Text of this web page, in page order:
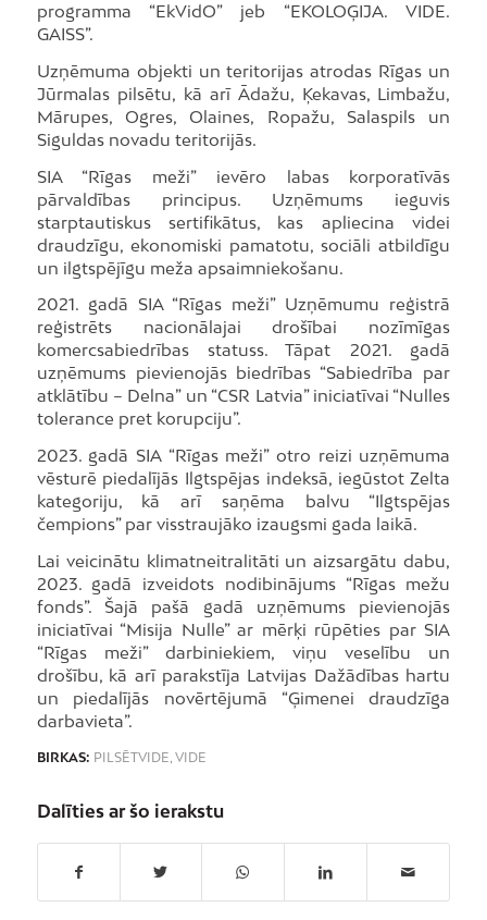
programma “EkVidO” jeb “EKOLOĢIJA. VIDE.
GAISS”.
Uzņēmuma objekti un teritorijas atrodas Rīgas un
Jūrmalas pilsētu, kā arī Ādažu, Ķekavas, Limbažu,
Mārupes, Ogres, Olaines, Ropažu, Salaspils un
Siguldas novadu teritorijās.
SIA “Rīgas meži” ievēro labas korporatīvās
pārvaldības principus. Uzņēmums ieguvis
starptautiskus sertifikātus, kas apliecina videi
draudzīgu, ekonomiski pamatotu, sociāli atbildīgu
un ilgtspējīgu meža apsaimniekošanu.
2021. gadā SIA “Rīgas meži” Uzņēmumu reģistrā
reģistrēts nacionālajai drošībai nozīmīgas
komercsabiedrības statuss. Tāpat 2021. gadā
uzņēmums pievienojās biedrības “Sabiedrība par
atklātību – Delna” un “CSR Latvia” iniciatīvai “Nulles
tolerance pret korupciju”.
2023. gadā SIA “Rīgas meži” otro reizi uzņēmuma
vēsturē piedalījās Ilgtspējas indeksā, iegūstot Zelta
kategoriju, kā arī saņēma balvu “Ilgtspējas
čempions” par visstraujāko izaugsmi gada laikā.
Lai veicinātu klimatneitralitāti un aizsargātu dabu,
2023. gadā izveidots nodibinājums “Rīgas mežu
fonds”. Šajā pašā gadā uzņēmums pievienojās
iniciatīvai “Misija Nulle” ar mērķi rūpēties par SIA
“Rīgas meži” darbiniekiem, viņu veselību un
drošību, kā arī parakstīja Latvijas Dažādības hartu
un piedalījās novērtējumā “Ģimenei draudzīga
darbavieta”.
BIRKAS: PILSĒTVIDE, VIDE
Dalīties ar šo ierakstu